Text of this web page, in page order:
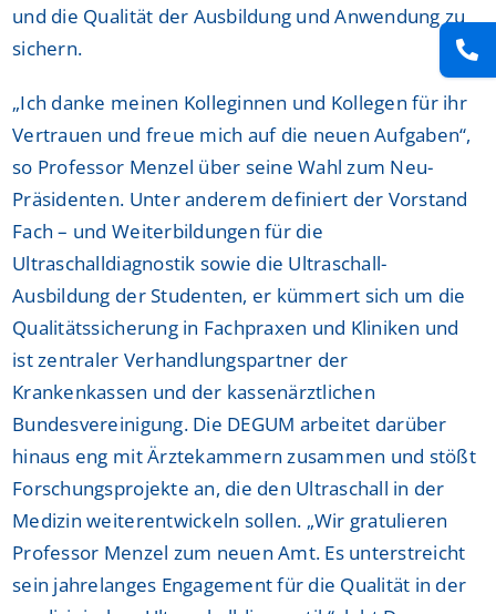
und die Qualität der Ausbildung und Anwendung zu
sichern.
„Ich danke meinen Kolleginnen und Kollegen für ihr
Vertrauen und freue mich auf die neuen Aufgaben“,
so Professor Menzel über seine Wahl zum Neu-
Präsidenten. Unter anderem definiert der Vorstand
Fach – und Weiterbildungen für die
Ultraschalldiagnostik sowie die Ultraschall-
Ausbildung der Studenten, er kümmert sich um die
Qualitätssicherung in Fachpraxen und Kliniken und
ist zentraler Verhandlungspartner der
Krankenkassen und der kassenärztlichen
Bundesvereinigung. Die DEGUM arbeitet darüber
hinaus eng mit Ärztekammern zusammen und stößt
Forschungsprojekte an, die den Ultraschall in der
Medizin weiterentwickeln sollen. „Wir gratulieren
Professor Menzel zum neuen Amt. Es unterstreicht
sein jahrelanges Engagement für die Qualität in der